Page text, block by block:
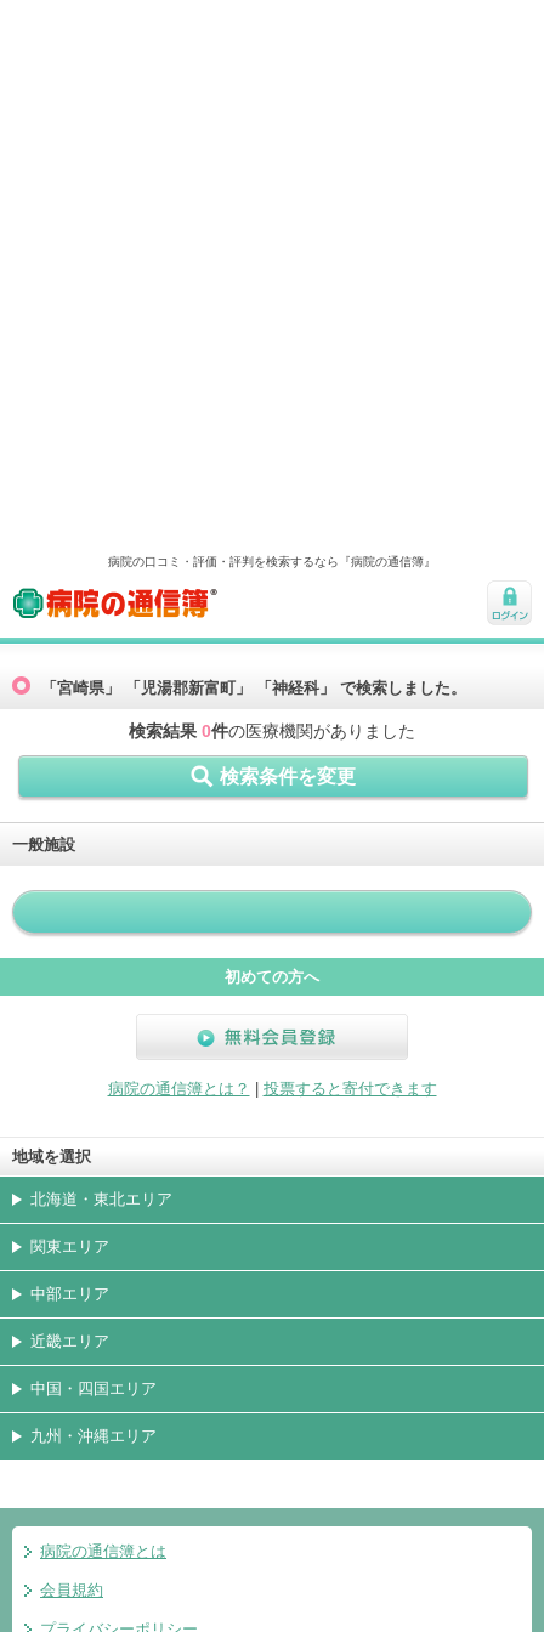
病院の口コミ・評価・評判を検索するなら『病院の通信簿』
病院の通信簿
ログ
「宮崎県」 「児湯郡新富町」 「神経科」 で検索しました。
検索結果 0件の医療機関がありました
検索条件を変更
一般施設
初めての方へ
病院の通信簿とは？
投票すると寄付できます
地域を選択
北海道・東北エリア
関東エリア
中部エリア
近畿エリア
中国・四国エリア
九州・沖縄エリア
病院の通信簿とは
会員規約